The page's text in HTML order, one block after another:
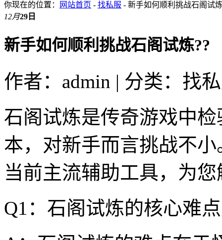
你现在的位置： 网站首页 - 找私服 - 新手如何顺利挑战石阁试
12月29日
新手如何顺利挑战石阁试炼??
作者：admin | 分类：找
石阁试炼是传奇游戏中
本，对新手而言挑战不
当前主流辅助工具，为
Q1：石阁试炼的核心难